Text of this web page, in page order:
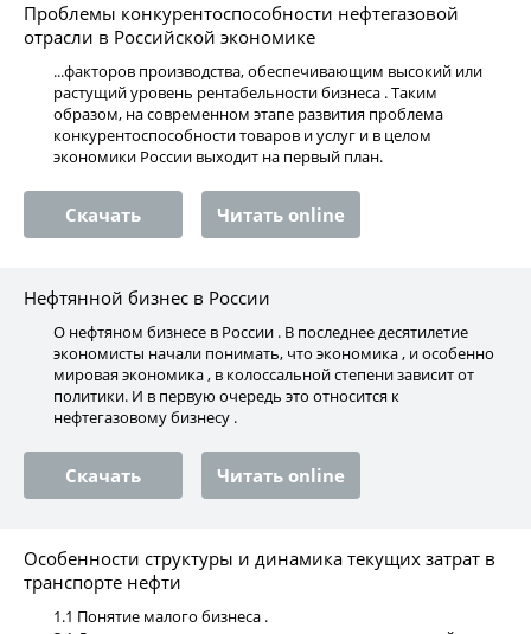
Проблемы конкурентоспособности нефтегазовой
отрасли в Российской экономике
...факторов производства, обеспечивающим высокий или
растущий уровень рентабельности бизнеса . Таким
образом, на современном этапе развития проблема
конкурентоспособности товаров и услуг и в целом
экономики России выходит на первый план.
Скачать Читать online
Нефтянной бизнес в России
О нефтяном бизнесе в России . В последнее десятилетие
экономисты начали понимать, что экономика , и особенно
мировая экономика , в колоссальной степени зависит от
политики. И в первую очередь это относится к
нефтегазовому бизнесу .
Скачать Читать online
Особенности структуры и динамика текущих затрат в
транспорте нефти
1.1 Понятие малого бизнеса .